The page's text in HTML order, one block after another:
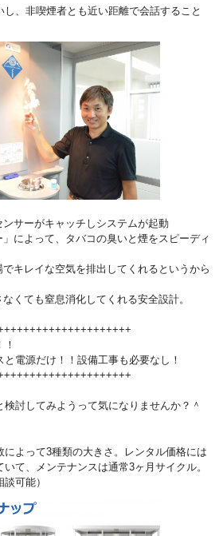
、非喫煙者とも近い距離で会話すること
サーがキャッチしシステムが起動
によって、タバコの臭いと煙をスピーディ
キレイな空気を排出してくれるというから
くても窒息消化してくれる安全設計。
源だけ！！設備工事も必要なし！
討してみようって気になりませんか？＾
よって3種類の大きさ。レンタル価格には
て、メンテナンスは通常3ヶ月サイクル。
可能）